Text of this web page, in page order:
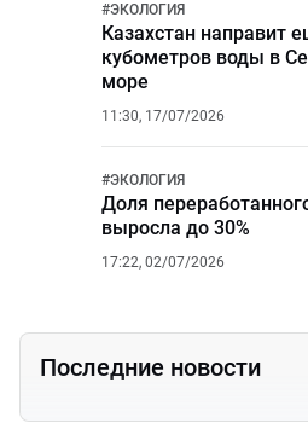
#ЭКОЛОГИЯ
Казахстан направит
кубометров воды в
море
11:30, 17/07/2026
#ЭКОЛОГИЯ
Доля
выросла до 30%
17:22, 02/07/2026
Последние новости